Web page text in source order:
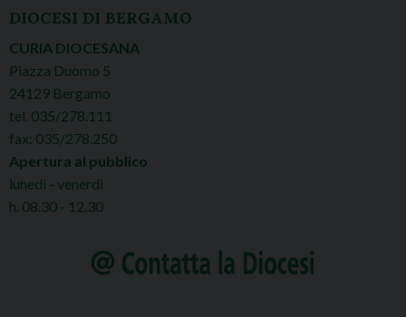
DIOCESI DI BERGAMO
CURIA DIOCESANA
Piazza Duomo 5
24129 Bergamo
tel. 035/278.111
fax: 035/278.250
Apertura al pubblico
lunedì - venerdì
h. 08.30 - 12.30